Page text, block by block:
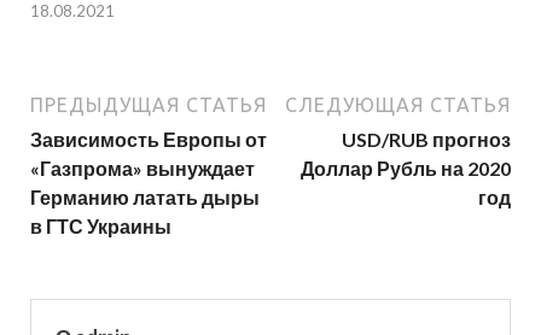
18.08.2021
ПРЕДЫДУЩАЯ СТАТЬЯ
Зависимость Европы от
«Газпрома» вынуждает
Германию латать дыры
в ГТС Украины
СЛЕДУЮЩАЯ СТАТЬЯ
USD/RUB прогноз
Доллар Рубль на 2020
год